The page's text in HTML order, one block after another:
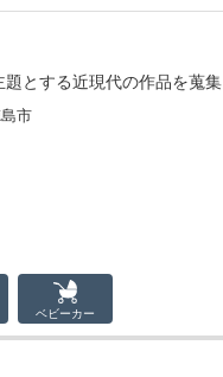
題とする近現代の作品を蒐集
市
ベビーカー